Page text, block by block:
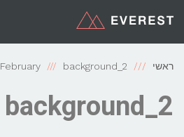
ראשי February background_2
background_2